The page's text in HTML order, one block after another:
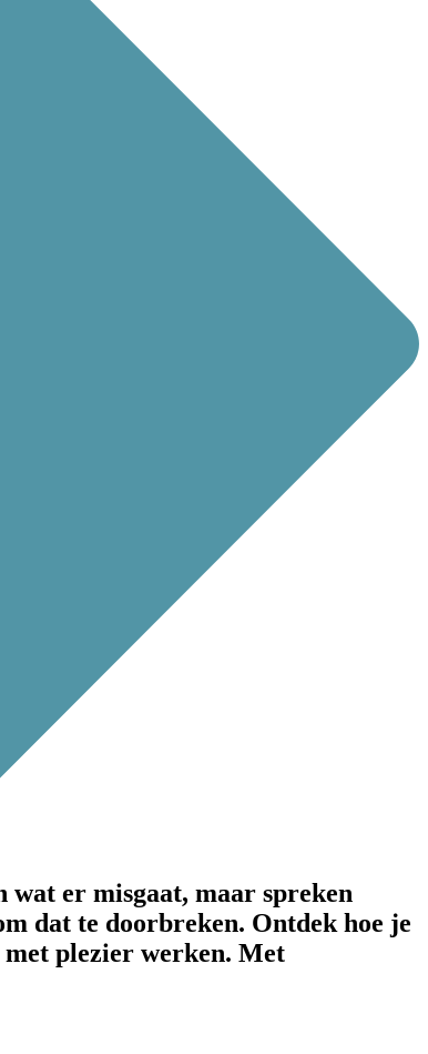
wat er misgaat, maar spreken
dat te doorbreken. Ontdek hoe je
plezier werken. Met